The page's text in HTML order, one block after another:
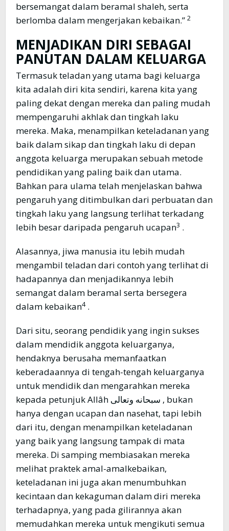
bersemangat dalam beramal shaleh, serta
berlomba dalam mengerjakan kebaikan.” 2
MENJADIKAN DIRI SEBAGAI
PANUTAN DALAM KELUARGA
Termasuk teladan yang utama bagi keluarga
kita adalah diri kita sendiri, karena kita yang
paling dekat dengan mereka dan paling mudah
mempengaruhi akhlak dan tingkah laku
mereka. Maka, menampilkan keteladanan yang
baik dalam sikap dan tingkah laku di depan
anggota keluarga merupakan sebuah metode
pendidikan yang paling baik dan utama.
Bahkan para ulama telah menjelaskan bahwa
pengaruh yang ditimbulkan dari perbuatan dan
tingkah laku yang langsung terlihat terkadang
lebih besar daripada pengaruh ucapan3 .
Alasannya, jiwa manusia itu lebih mudah
mengambil teladan dari contoh yang terlihat di
hadapannya dan menjadikannya lebih
semangat dalam beramal serta bersegera
dalam kebaikan4.
Dari situ, seorang pendidik yang ingin sukses
dalam mendidik anggota keluarganya,
hendaknya berusaha memanfaatkan
keberadaannya di tengah-tengah keluarganya
untuk mendidik dan mengarahkan mereka
kepada petunjuk Allâh سبحانه وتعالى , bukan
hanya dengan ucapan dan nasehat, tapi lebih
dari itu, dengan menampilkan keteladanan
yang baik yang langsung tampak di mata
mereka. Di samping membiasakan mereka
melihat praktek amal-amalkebaikan,
keteladanan ini juga akan menumbuhkan
kecintaan dan kekaguman dalam diri mereka
terhadapnya, yang pada gilirannya akan
memudahkan mereka untuk mengikuti semua